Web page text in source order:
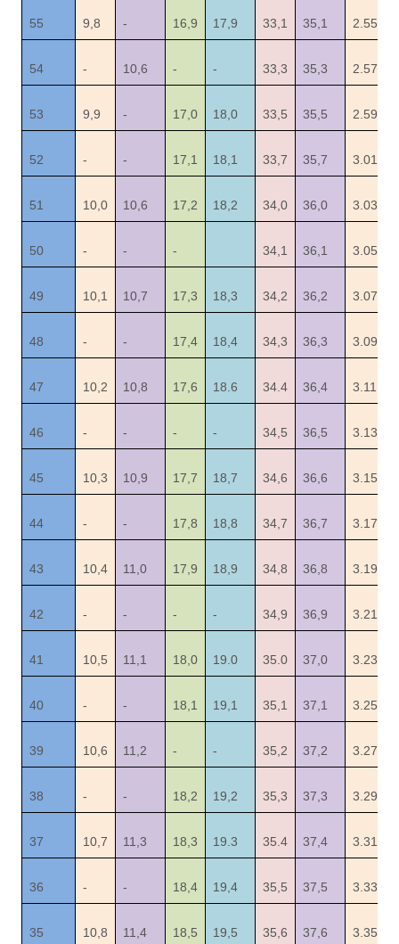
55 9,8 - 16,9 17,9 33,1 35,1 2.55
54 - 10,6 - - 33,3 35,3 2.57
53 9,9 - 17,0 18,0 33,5 35,5 2.59
52 - - 17,1 18,1 33,7 35,7 3.01
51 10,0 10,6 17,2 18,2 34,0 36,0 3.03
50 - - - 34,1 36,1 3.05
49 10,1 10,7 17,3 18,3 34,2 36,2 3.07
48 - - 17,4 18,4 34,3 36,3 3.09
47 10,2 10,8 17,6 18.6 34.4 36,4 3.11
46 - - - - 34,5 36,5 3.13
45 10,3 10,9 17,7 18,7 34,6 36,6 3.15
44 - - 17,8 18,8 34,7 36,7 3.17
43 10,4 11,0 17,9 18,9 34,8 36,8 3.19
42 - - - - 34,9 36,9 3.21
41 10,5 11,1 18,0 19.0 35.0 37,0 3.23
40 - - 18,1 19,1 35,1 37,1 3.25
39 10,6 11,2 - - 35,2 37,2 3.27
38 - - 18,2 19,2 35,3 37,3 3.29
37 10,7 11,3 18,3 19.3 35.4 37,4 3.31
36 - - 18,4 19,4 35,5 37,5 3.33
35 10,8 11,4 18,5 19,5 35,6 37,6 3.35